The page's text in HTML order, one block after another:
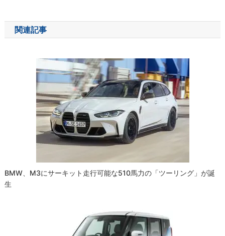
ナ
ビ
関連記事
BMW、M3にサーキット走行可能な510馬力の「ツーリング」が誕
生